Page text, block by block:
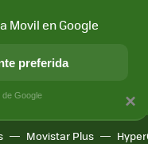
APLICACIONES
Movistar Plus
×
Movil en Google
preferida
Google